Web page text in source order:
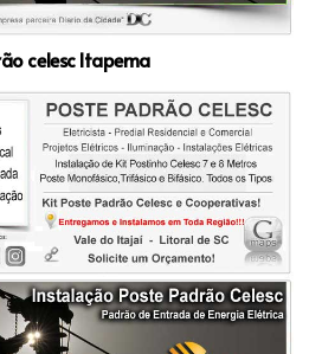
celesc Itapema